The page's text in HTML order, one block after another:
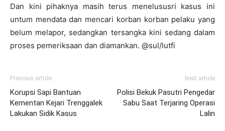
Dan kini pihaknya masih terus menelususri kasus ini
untum mendata dan mencari korban korban pelaku yang
belum melapor, sedangkan tersangka kini sedang dalam
proses pemeriksaan dan diamankan. @sul/lutfi
Previous article
Korupsi Sapi Bantuan
Kementan Kejari Trenggalek
Lakukan Sidik Kasus
Next article
Polisi Bekuk Pasutri Pengedar
Sabu Saat Terjaring Operasi
Lalin